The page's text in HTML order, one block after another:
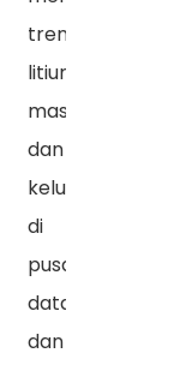
tren
litium-
masuk
dan
keluar
di
pusat
data,
dan